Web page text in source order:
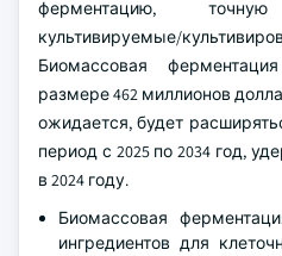
ферментацию,
культивируемые/
Биомассовая
размере 462 миллионов
ожидается, будет
период с 2025 по 2034 год,
в 2024 году.
Биомассовая
ингредиентов для